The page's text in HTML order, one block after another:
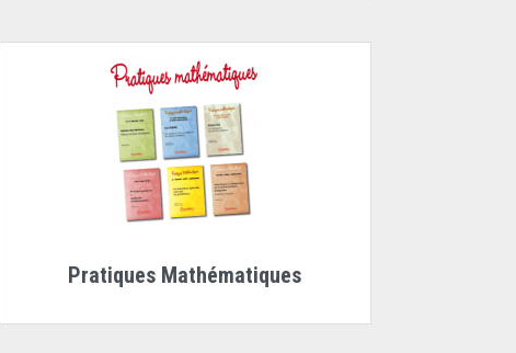
Pratiques Mathématiques